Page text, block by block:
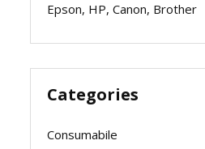
Epson, HP, Canon, Brother
Categories
Consumabile